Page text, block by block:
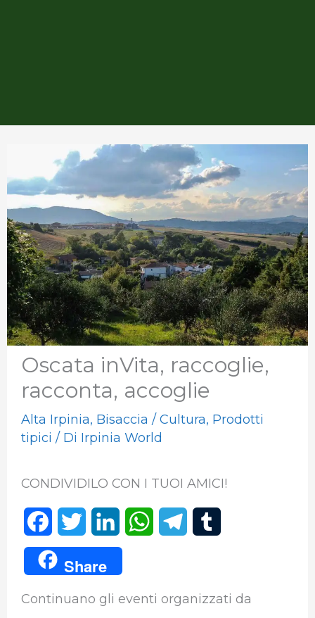
Oscata inVita, raccoglie,
racconta, accoglie
Alta Irpinia, Bisaccia /Cultura, Prodotti
tipici / Di Irpinia World
CONDIVIDILO CON I TUOI AMICI!
a
c
e
w
i
t
i
n
k
W
t e b
Share
Continuano gli eventi organizzati da